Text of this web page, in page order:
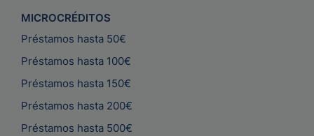
MICROCRÉDITOS
Préstamos hasta 50€
Préstamos hasta 100€
Préstamos hasta 150€
Préstamos hasta 200€
Préstamos hasta 500€